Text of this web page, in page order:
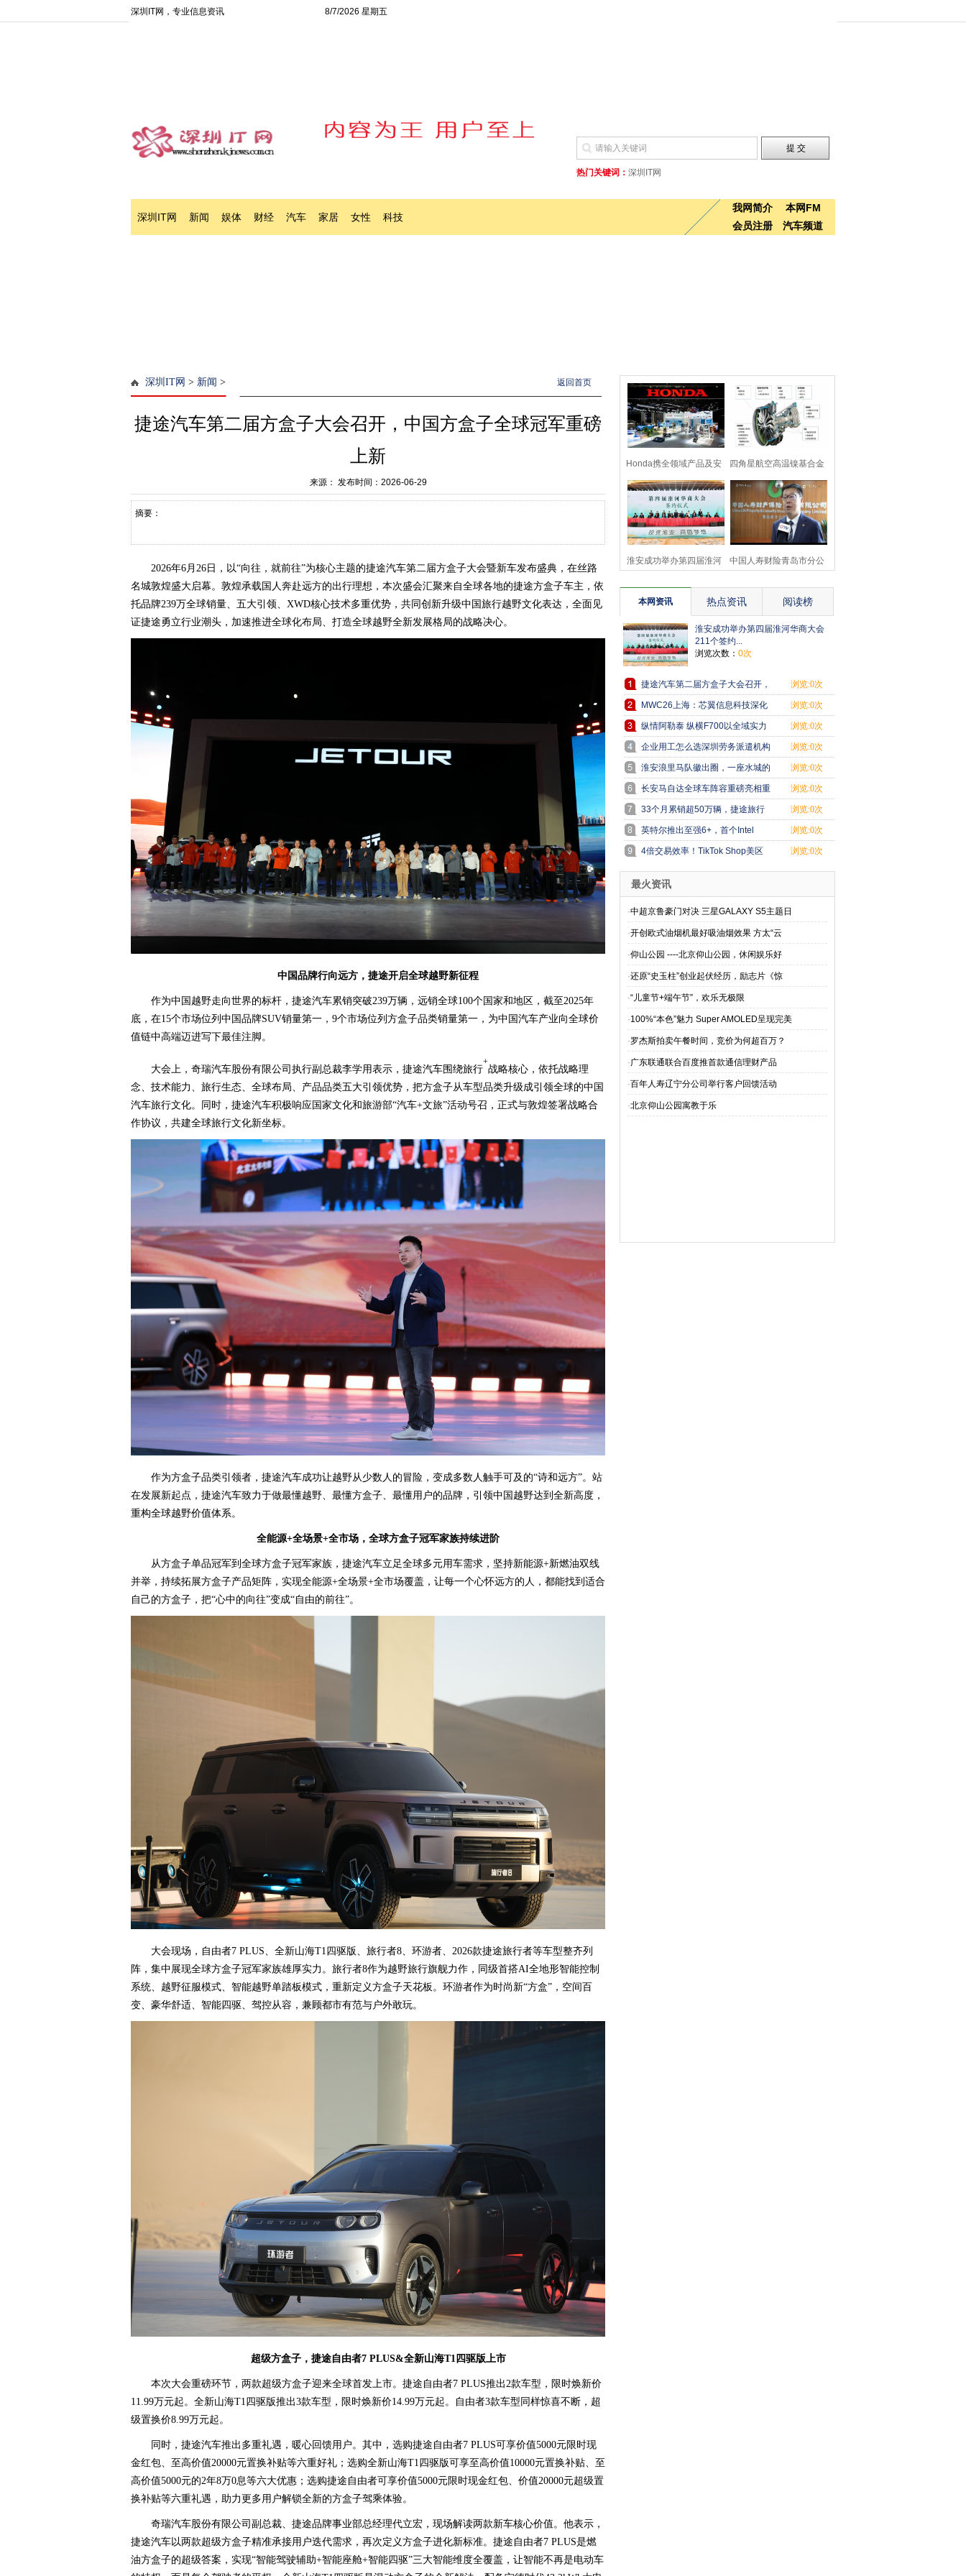
深圳IT网，专业信息资讯 8/7/2026 星期五
热门关键词： 深圳IT网
深圳IT网 新闻 娱体 财经 汽车 家居 女性 科技
本网FM
我网简介
汽车频道
会员注册
深圳IT网 > 新闻 > 返回首页
捷途汽车第二届方盒子大会召开，中国方盒子全球冠军重磅
上新
来源： 发布时间：2026-06-29
摘要：
2026年6月26日，以“向往，就前往”为核心主题的捷途汽车第二届方盒子大会暨新车发布盛典，在丝路
名城敦煌盛大启幕。敦煌承载国人奔赴远方的出行理想，本次盛会汇聚来自全球各地的捷途方盒子车主，依
托品牌239万全球销量、五大引领、XWD核心技术多重优势，共同创新升级中国旅行越野文化表达，全面见
证捷途勇立行业潮头，加速推进全球化布局、打造全球越野全新发展格局的战略决心。
中国品牌行向远方，捷途开启全球越野新征程
作为中国越野走向世界的标杆，捷途汽车累销突破239万辆，远销全球100个国家和地区，截至2025年
底，在15个市场位列中国品牌SUV销量第一，9个市场位列方盒子品类销量第一，为中国汽车产业向全球价
值链中高端迈进写下最佳注脚。
大会上，奇瑞汽车股份有限公司执行副总裁李学用表示，捷途汽车围绕旅行
+
战略核心，依托战略理
念、技术能力、旅行生态、全球布局、产品品类五大引领优势，把方盒子从车型品类升级成引领全球的中国
汽车旅行文化。同时，捷途汽车积极响应国家文化和旅游部“汽车+文旅”活动号召，正式与敦煌签署战略合
作协议，共建全球旅行文化新坐标。
作为方盒子品类引领者，捷途汽车成功让越野从少数人的冒险，变成多数人触手可及的“诗和远方”。站
在发展新起点，捷途汽车致力于做最懂越野、最懂方盒子、最懂用户的品牌，引领中国越野达到全新高度，
重构全球越野价值体系。
全能源+全场景+全市场，全球方盒子冠军家族持续进阶
从方盒子单品冠军到全球方盒子冠军家族，捷途汽车立足全球多元用车需求，坚持新能源+新燃油双线
并举，持续拓展方盒子产品矩阵，实现全能源+全场景+全市场覆盖，让每一个心怀远方的人，都能找到适合
自己的方盒子，把“心中的向往”变成“自由的前往”。
大会现场，自由者7 PLUS、全新山海T1四驱版、旅行者8、环游者、2026款捷途旅行者等车型整齐列
阵，集中展现全球方盒子冠军家族雄厚实力。旅行者8作为越野旅行旗舰力作，同级首搭AI全地形智能控制
系统、越野征服模式、智能越野单踏板模式，重新定义方盒子天花板。环游者作为时尚新“方盒”，空间百
变、豪华舒适、智能四驱、驾控从容，兼顾都市有范与户外敢玩。
超级方盒子，捷途自由者7 PLUS&全新山海T1四驱版上市
本次大会重磅环节，两款超级方盒子迎来全球首发上市。捷途自由者7 PLUS推出2款车型，限时焕新价
11.99万元起。全新山海T1四驱版推出3款车型，限时焕新价14.99万元起。自由者3款车型同样惊喜不断，超
级置换价8.99万元起。
同时，捷途汽车推出多重礼遇，暖心回馈用户。其中，选购捷途自由者7 PLUS可享价值5000元限时现
金红包、至高价值20000元置换补贴等六重好礼；选购全新山海T1四驱版可享至高价值10000元置换补贴、至
高价值5000元的2年8万0息等六大优惠；选购捷途自由者可享价值5000元限时现金红包、价值20000元超级置
换补贴等六重礼遇，助力更多用户解锁全新的方盒子驾乘体验。
奇瑞汽车股份有限公司副总裁、捷途品牌事业部总经理代立宏，现场解读两款新车核心价值。他表示，
捷途汽车以两款超级方盒子精准承接用户迭代需求，再次定义方盒子进化新标准。捷途自由者7 PLUS是燃
油方盒子的超级答案，实现“智能驾驶辅助+智能座舱+智能四驱”三大智能维度全覆盖，让智能不再是电动车
Honda携全领域产品及安
全技术成果参展第八
四角星航空高温镍基合金
涡轮叶片研发与发展
淮安成功举办第四届淮河 中国人寿财险青岛市分公
本网资讯
热点资讯 阅读榜
淮安成功举办第四届淮河华商大会
211个签约...
浏览次数： 0次
捷途汽车第二届方盒子大会召开，
中国方盒子
浏览:0次
MWC26上海：芯翼信息科技深化
端侧AI算力与N
浏览:0次
纵情阿勒泰 纵横F700以全域实力
诠释“玩不
浏览:0次
企业用工怎么选深圳劳务派遣机构 浏览:0次
淮安浪里马队徽出圈，一座水城的
热血与烟火
浏览:0次
长安马自达全球车阵容重磅亮相重
庆车展 618
浏览:0次
33个月累销超50万辆，捷途旅行
者系再度刷新
浏览:0次
英特尔推出至强6+，首个Intel
18A数据中心C
浏览:0次
4倍交易效率！TikTok Shop美区
直播拍卖将成
浏览:0次
最火资讯
·中超京鲁豪门对决 三星GALAXY S5主题日
·开创欧式油烟机最好吸油烟效果 方太“云
·仰山公园 ----北京仰山公园，休闲娱乐好
·还原“史玉柱”创业起伏经历，励志片《惊
·“儿童节+端午节”，欢乐无极限
·100%“本色”魅力 Super AMOLED呈现完美
·罗杰斯拍卖午餐时间，竞价为何超百万？
·广东联通联合百度推首款通信理财产品
·百年人寿辽宁分公司举行客户回馈活动
·北京仰山公园寓教于乐